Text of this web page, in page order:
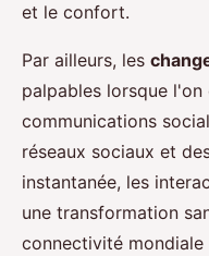
et le confort.
Par ailleurs, les
palpables lorsque
communications
réseaux sociaux et
instantanée, les
une transformation
connectivité